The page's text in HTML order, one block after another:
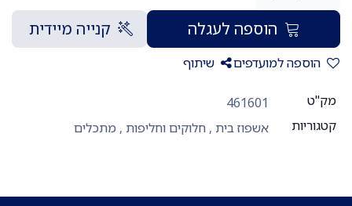
הוספה לעגלה קנייה מיידית
הוספה למועדפים שיתוף
מק"ט
461601
קטגוריות
אשפוז בית , חלוקים וחליפות , מתכלים